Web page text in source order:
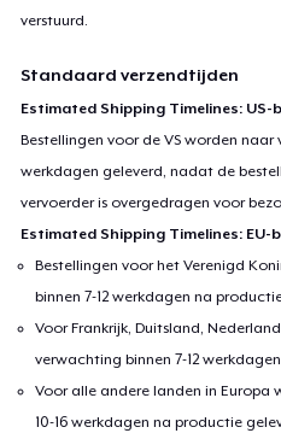
verstuurd.
Standaard verzendtijden
Estimated Shipping Timelines:
Bestellingen voor de VS worden naar
werkdagen geleverd, nadat de
vervoerder is overgedragen voor
Estimated Shipping Timelines: EU-
Bestellingen voor het Verenigd
binnen 7-12 werkdagen na
Voor Frankrijk, Duitsland,
verwachting binnen 7-12
Voor alle andere landen in Europa
10-16 werkdagen na productie